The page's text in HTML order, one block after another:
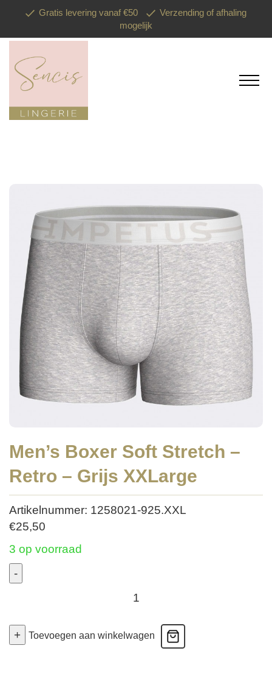
Gratis levering vanaf €50
Verzending of afhaling
mogelijk
Men’s Boxer Soft Stretch –
Retro – Grijs XXLarge
Artikelnummer: 1258021-925.XXL
€25,50
3 op voorraad
-
Soft
Stretch
+ Toevoegen aan winkelwagen